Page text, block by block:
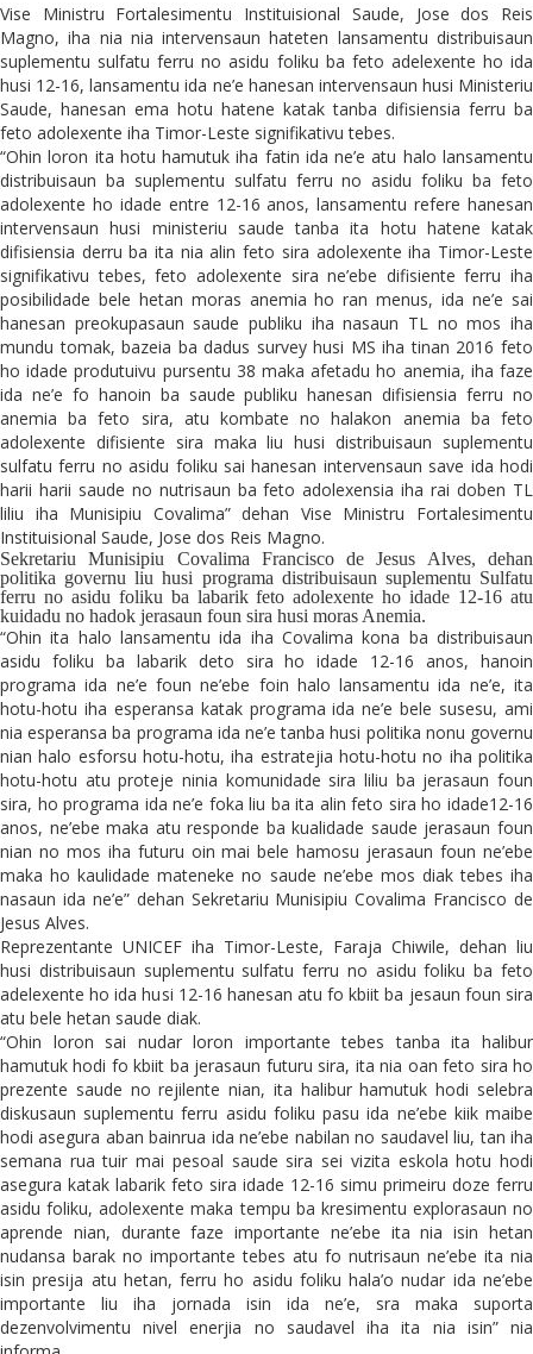
Vise Ministru Fortalesimentu Instituisional Saude, Jose dos Reis
Magno, iha nia nia intervensaun hateten lansamentu distribuisaun
suplementu sulfatu ferru no asidu foliku ba feto adelexente ho ida
husi 12-16, lansamentu ida ne’e hanesan intervensaun husi Ministeriu
Saude, hanesan ema hotu hatene katak tanba difisiensia ferru ba
feto adolexente iha Timor-Leste signifikativu tebes.
“Ohin loron ita hotu hamutuk iha fatin ida ne’e atu halo lansamentu
distribuisaun ba suplementu sulfatu ferru no asidu foliku ba feto
adolexente ho idade entre 12-16 anos, lansamentu refere hanesan
intervensaun husi ministeriu saude tanba ita hotu hatene katak
difisiensia derru ba ita nia alin feto sira adolexente iha Timor-Leste
signifikativu tebes, feto adolexente sira ne’ebe difisiente ferru iha
posibilidade bele hetan moras anemia ho ran menus, ida ne’e sai
hanesan preokupasaun saude publiku iha nasaun TL no mos iha
mundu tomak, bazeia ba dadus survey husi MS iha tinan 2016 feto
ho idade produtuivu pursentu 38 maka afetadu ho anemia, iha faze
ida ne’e fo hanoin ba saude publiku hanesan difisiensia ferru no
anemia ba feto sira, atu kombate no halakon anemia ba feto
adolexente difisiente sira maka liu husi distribuisaun suplementu
sulfatu ferru no asidu foliku sai hanesan intervensaun save ida hodi
harii harii saude no nutrisaun ba feto adolexensia iha rai doben TL
liliu iha Munisipiu Covalima” dehan Vise Ministru Fortalesimentu
Instituisional Saude, Jose dos Reis Magno.
Sekretariu Munisipiu Covalima Francisco de Jesus Alves, dehan
politika governu liu husi programa distribuisaun suplementu Sulfatu
ferru no asidu foliku ba labarik feto adolexente ho idade 12-16 atu
kuidadu no hadok jerasaun foun sira husi moras Anemia.
“Ohin ita halo lansamentu ida iha Covalima kona ba distribuisaun
asidu foliku ba labarik deto sira ho idade 12-16 anos, hanoin
programa ida ne’e foun ne’ebe foin halo lansamentu ida ne’e, ita
hotu-hotu iha esperansa katak programa ida ne’e bele susesu, ami
nia esperansa ba programa ida ne’e tanba husi politika nonu governu
nian halo esforsu hotu-hotu, iha estratejia hotu-hotu no iha politika
hotu-hotu atu proteje ninia komunidade sira liliu ba jerasaun foun
sira, ho programa ida ne’e foka liu ba ita alin feto sira ho idade12-16
anos, ne’ebe maka atu responde ba kualidade saude jerasaun foun
nian no mos iha futuru oin mai bele hamosu jerasaun foun ne’ebe
maka ho kaulidade mateneke no saude ne’ebe mos diak tebes iha
nasaun ida ne’e” dehan Sekretariu Munisipiu Covalima Francisco de
Jesus Alves.
Reprezentante UNICEF iha Timor-Leste, Faraja Chiwile, dehan liu
husi distribuisaun suplementu sulfatu ferru no asidu foliku ba feto
adelexente ho ida husi 12-16 hanesan atu fo kbiit ba jesaun foun sira
atu bele hetan saude diak.
“Ohin loron sai nudar loron importante tebes tanba ita halibur
hamutuk hodi fo kbiit ba jerasaun futuru sira, ita nia oan feto sira ho
prezente saude no rejilente nian, ita halibur hamutuk hodi selebra
diskusaun suplementu ferru asidu foliku pasu ida ne’ebe kiik maibe
hodi asegura aban bainrua ida ne’ebe nabilan no saudavel liu, tan iha
semana rua tuir mai pesoal saude sira sei vizita eskola hotu hodi
asegura katak labarik feto sira idade 12-16 simu primeiru doze ferru
asidu foliku, adolexente maka tempu ba kresimentu explorasaun no
aprende nian, durante faze importante ne’ebe ita nia isin hetan
nudansa barak no importante tebes atu fo nutrisaun ne’ebe ita nia
isin presija atu hetan, ferru ho asidu foliku hala’o nudar ida ne’ebe
importante liu iha jornada isin ida ne’e, sra maka suporta
dezenvolvimentu nivel enerjia no saudavel iha ita nia isin” nia